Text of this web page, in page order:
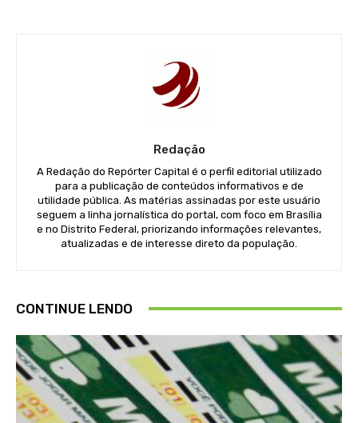
Redação
A Redação do Repórter Capital é o perfil editorial utilizado
para a publicação de conteúdos informativos e de
utilidade pública. As matérias assinadas por este usuário
seguem a linha jornalística do portal, com foco em Brasília
e no Distrito Federal, priorizando informações relevantes,
atualizadas e de interesse direto da população.
CONTINUE LENDO